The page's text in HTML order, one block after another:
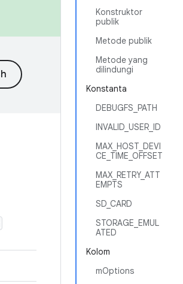
Konstruktor
publik
Metode publik
Metode yang
dilindungi
Konstanta
DEBUGFS_PATH
INVALID_USER_ID
MAX_HOST_DEVI
CE_TIME_OFFSET
MAX_RETRY_ATT
EMPTS
SD_CARD
STORAGE_EMUL
ATED
Kolom
mOptions